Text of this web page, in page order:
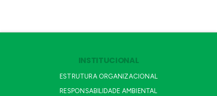
INSTITUCIONAL
ESTRUTURA ORGANIZACIONAL
RESPONSABILIDADE AMBIENTAL